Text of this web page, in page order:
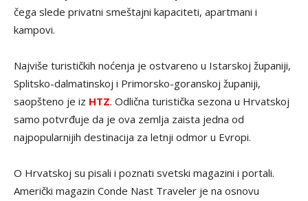
čega slede privatni smeštajni kapaciteti, apartmani i
kampovi.
Najviše turističkih noćenja je ostvareno u Istarskoj županiji,
Splitsko-dalmatinskoj i Primorsko-goranskoj županiji,
saopšteno je iz HTZ. Odlična turistička sezona u Hrvatskoj
samo potvrđuje da je ova zemlja zaista jedna od
najpopularnijih destinacija za letnji odmor u Evropi.
O Hrvatskoj su pisali i poznati svetski magazini i portali.
Američki magazin Conde Nast Traveler je na osnovu